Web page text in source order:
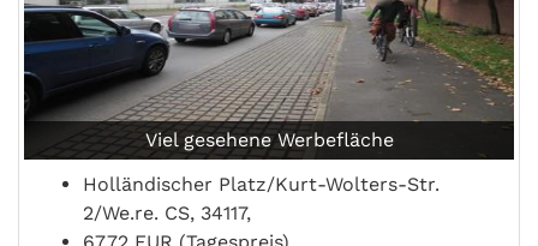
Viel gesehene Werbefläche
Holländischer Platz/Kurt-Wolters-Str.
2/We.re. CS, 34117,